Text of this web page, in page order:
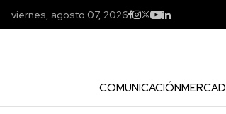
viernes, agosto 07, 2026
COMUNICACIÓN